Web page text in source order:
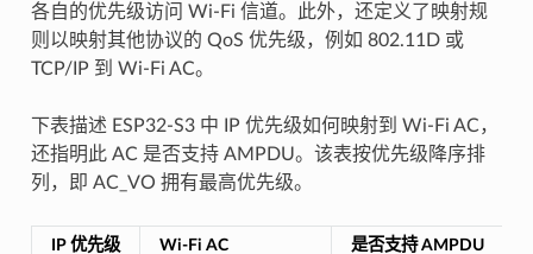
各自的优先级访问 Wi-Fi 信道。此外，还定义了映射规
则以映射其他协议的 QoS 优先级，例如 802.11D 或
TCP/IP 到 Wi-Fi AC。
下表描述 ESP32-S3 中 IP 优先级如何映射到 Wi-Fi AC，
还指明此 AC 是否支持 AMPDU。该表按优先级降序排
列，即 AC_VO 拥有最高优先级。
IP 优先级 Wi-Fi AC 是否支持 AMPDU